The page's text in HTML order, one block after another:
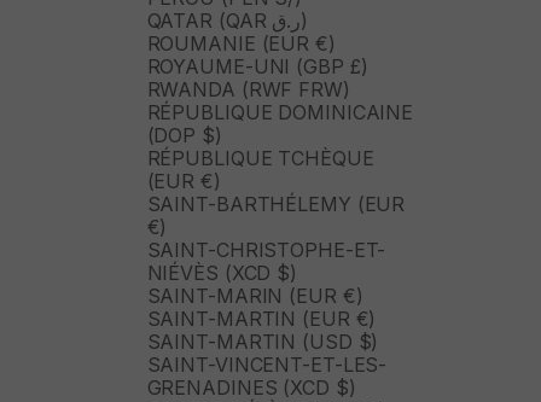
QATAR (QAR ر.ق)
ROUMANIE (EUR €)
ROYAUME-UNI (GBP £)
RWANDA (RWF FRW)
RÉPUBLIQUE DOMINICAINE
(DOP $)
RÉPUBLIQUE TCHÈQUE
(EUR €)
SAINT-BARTHÉLEMY (EUR
€)
SAINT-CHRISTOPHE-ET-
NIÉVÈS (XCD $)
SAINT-MARIN (EUR €)
SAINT-MARTIN (EUR €)
SAINT-MARTIN (USD $)
SAINT-VINCENT-ET-LES-
GRENADINES (XCD $)